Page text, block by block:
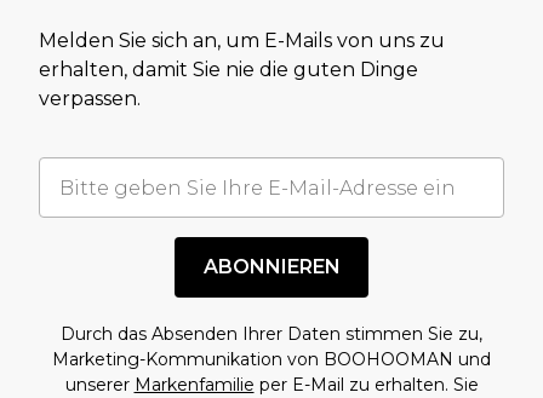
Melden Sie sich an, um E-Mails von uns zu
erhalten, damit Sie nie die guten Dinge
verpassen.
ABONNIEREN
Durch das Absenden Ihrer Daten stimmen Sie zu,
Marketing-Kommunikation von BOOHOOMAN und
unserer Markenfamilie per E-Mail zu erhalten. Sie